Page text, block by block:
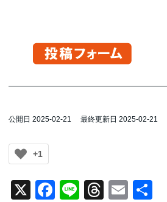
公開日 2025-02-21 最終更新日 2025-02-21
+1
X Facebook
LineThreads
Email